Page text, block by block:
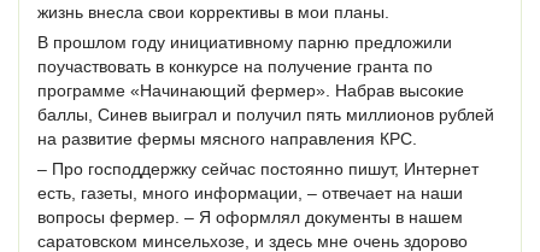
жизнь внесла свои коррективы в мои планы.
В прошлом году инициативному парню предложили
поучаствовать в конкурсе на получение гранта по
программе «Начинающий фермер». Набрав высокие
баллы, Синев выиграл и получил пять миллионов рублей
на развитие фермы мясного направления КРС.
– Про господдержку сейчас постоянно пишут, Интернет
есть, газеты, много информации, – отвечает на наши
вопросы фермер. – Я оформлял документы в нашем
саратовском минсельхозе, и здесь мне очень здорово